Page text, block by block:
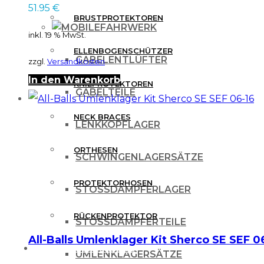
FAHRWERK
GABELENTLÜFTER
GABELTEILE
LENKKOPFLAGER
SCHWINGENLAGERSÄTZE
STOSSDÄMPFERLAGER
STOSSDÄMPFERTEILE
UMLENKLAGERSÄTZE
BRUSTPROTEKTOREN
ELLENBOGENSCHÜTZER
KNIEPROTEKTOREN
NECK BRACES
ORTHESEN
PROTEKTORHOSEN
RÜCKENPROTEKTOR
FREIZEITBEKLEIDUNG
51.95 €
inkl. 19 % MwSt.
zzgl. Versandkosten
In den Warenkorb
All-Balls Umlenklager Kit Sherco SE SEF